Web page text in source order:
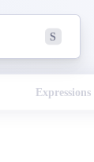
S
Expressions